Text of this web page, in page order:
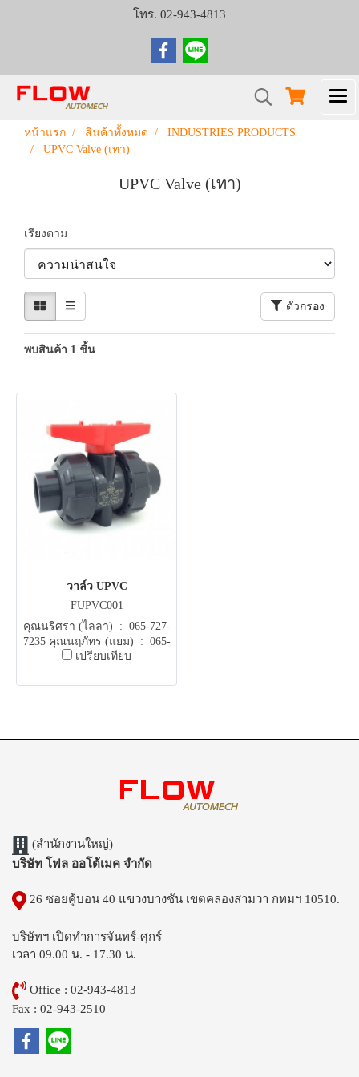
โทร. 02-943-4813
หน้าแรก สินค้าทั้งหมด
INDUSTRIES PRODUCTS
UPVC Valve (เทา)
UPVC Valve (เทา)
เรียงตาม
ตัวกรอง
พบสินค้า 1 ชิ้น
วาล์ว UPVC
FUPVC001
คุณนริศรา (ไลลา) : 065-727-
7235 คุณนฤภัทร (แยม) : 065-
051-5951 E-mail .
เปรียบเทียบ
(สำนักงานใหญ่)
บริษัท โฟล ออโต้เมค จำกัด
26 ซอยคู้บอน 40 แขวงบางชัน เขตคลองสามวา กทมฯ 10510.
บริษัทฯ เปิดทำการจันทร์-ศุกร์
เวลา 09.00 น. - 17.30 น.
Office : 02-943-4813
Fax : 02-943-2510